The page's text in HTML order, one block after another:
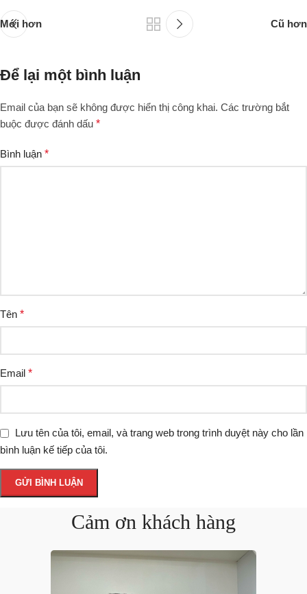
Mới hơn Cũ hơn
Để lại một bình luận
Email của bạn sẽ không được hiển thị công khai. Các trường bắt
buộc được đánh dấu *
Bình luận *
Tên *
Email *
Lưu tên của tôi, email, và trang web trong trình duyệt này cho lần
bình luận kế tiếp của tôi.
Cảm ơn khách hàng